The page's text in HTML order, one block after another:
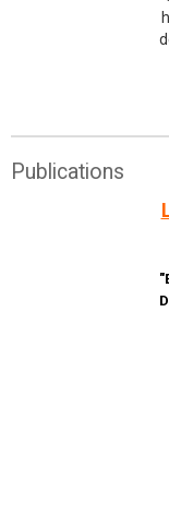
Publications